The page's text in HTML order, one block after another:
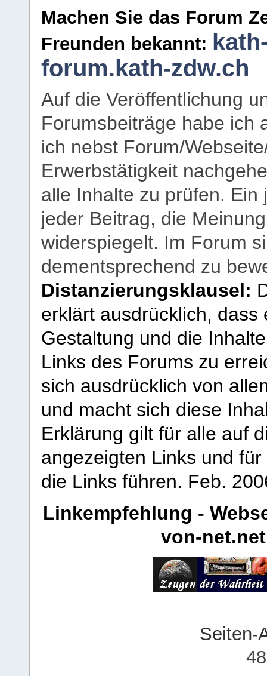
Machen Sie das Forum
Freunden bekannt:
forum.kath-zdw.ch
Auf die Veröffentlichung
Forumsbeiträge habe ich
ich nebst Forum/
Erwerbstätigkeit
alle Inhalte zu prüfen.
jeder Beitrag, die
widerspiegelt. Im Forum
dementsprechend zu
Distanzierungsklausel:
erklärt ausdrücklich,
Gestaltung und die
Links des Forums zu
sich ausdrücklich von
und macht sich diese
Erklärung gilt für alle auf
angezeigten Links und
die Links führen. Feb.
Linkempfehlung -
von-net.net
Seiten-